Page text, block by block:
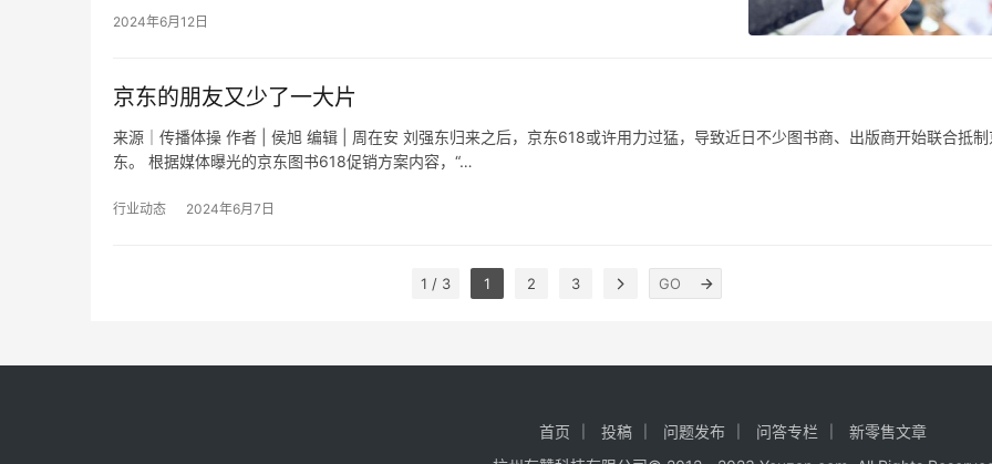
2024年6月12日
京东的朋友又少了一大片
来源｜传播体操 作者 | 侯旭 编辑 | 周在安 刘强东归来之后，京东618或许用力过猛，导致近日不少图书商、出版商开始联合抵制
东。 根据媒体曝光的京东图书618促销方案内容，“…
行业动态 2024年6月7日
1 / 3 1 2 3
首页 投稿 问题发布 问答专栏
新零售文章